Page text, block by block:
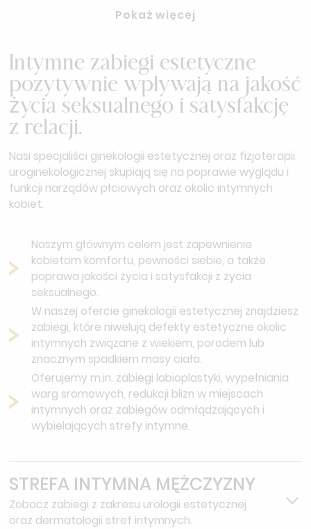
Pokaż więcej
Intymne zabiegi estetyczne
pozytywnie wpływają na jakość
życia seksualnego i satysfakcję
z relacji.
Nasi specjaliści ginekologii estetycznej oraz fizjoterapii
uroginekologicznej skupiają się na poprawie wyglądu i
funkcji narządów płciowych oraz okolic intymnych
kobiet.
Naszym głównym celem jest zapewnienie
kobietom komfortu, pewności siebie, a także
poprawa jakości życia i satysfakcji z życia
seksualnego.
W naszej ofercie ginekologii estetycznej znajdziesz
zabiegi, które niwelują defekty estetyczne okolic
intymnych związane z wiekiem, porodem lub
znacznym spadkiem masy ciała.
Oferujemy m.in. zabiegi labioplastyki, wypełniania
warg sromowych, redukcji blizn w miejscach
intymnych oraz zabiegów odmłądzających i
wybielających strefy intymne.
STREFA INTYMNA MĘŻCZYZNY
Zobacz zabiegi z zakresu urologii estetycznej
oraz dermatologii stref intymnych.